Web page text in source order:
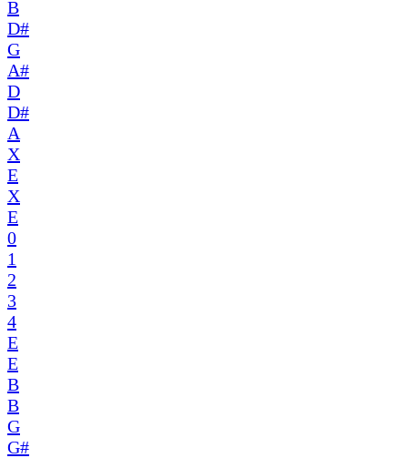
B
D#
G
A#
D
D#
A
X
E
X
E
0
1
2
3
4
E
E
B
B
G
G#